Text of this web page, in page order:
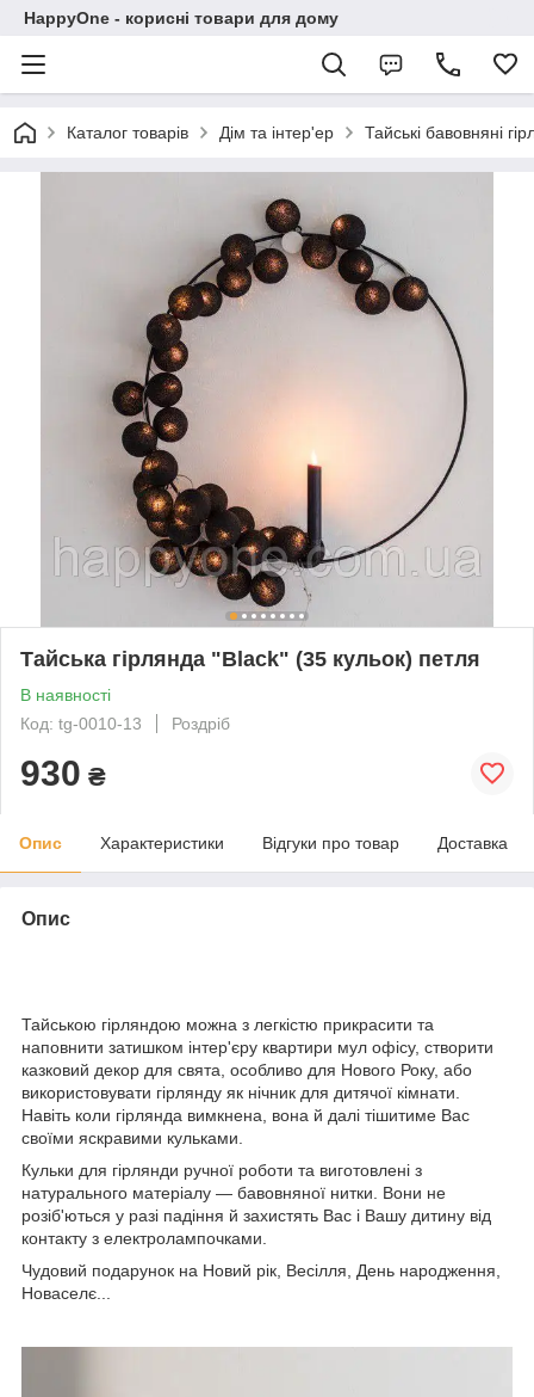
HappyOne - корисні товари для дому
Каталог товарів Дім та інтер'ер Тайські бавовняні
Тайська гірлянда "Black" (35 кульок) петля
В наявності
Код: tg-0010-13
Роздріб
930 ₴
Опис Характеристики Відгуки про товар Доставка
Опис
Тайською гірляндою можна з легкістю прикрасити та
наповнити затишком інтер'єру квартири мул офісу, створити
казковий декор для свята, особливо для Нового Року, або
використовувати гірлянду як нічник для дитячої кімнати.
Навіть коли гірлянда вимкнена, вона й далі тішитиме Вас
своїми яскравими кульками.
Кульки для гірлянди ручної роботи та виготовлені з
натурального матеріалу — бавовняної нитки. Вони не
розіб'ються у разі падіння й захистять Вас і Вашу дитину від
контакту з електролампочками.
Чудовий подарунок на Новий рік, Весілля, День народження,
Новаселє...